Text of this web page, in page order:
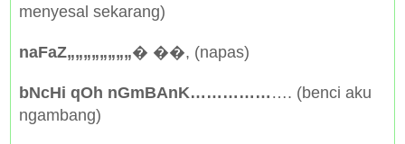
menyesal sekarang)
naFaZ„„„„„„„„� ��, (napas)
bNcHi qOh nGmBAnK…………… …. (benci aku
ngambang)